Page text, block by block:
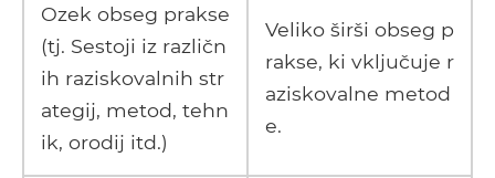
Ozek obseg prakse
(tj. Sestoji iz različn
ih raziskovalnih str
ategij, metod, tehn
ik, orodij itd.)
Veliko širši obseg p
rakse, ki vključuje r
aziskovalne metod
e.